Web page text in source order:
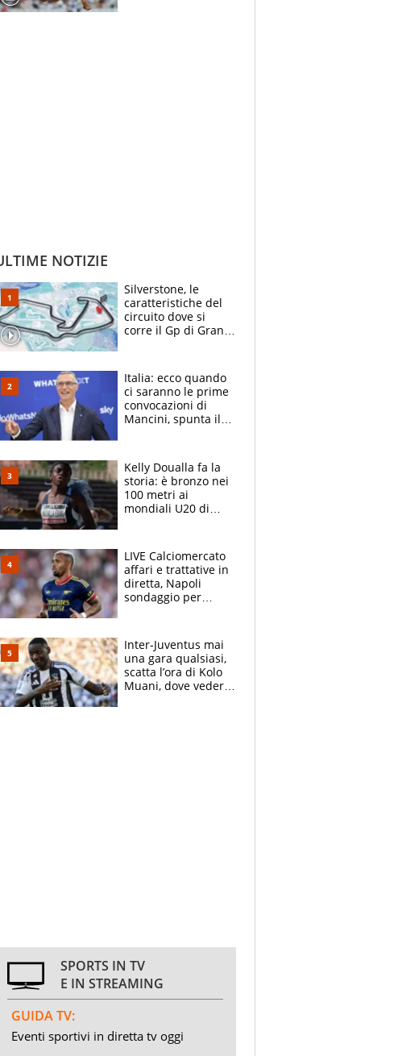
NOTIZIE
Silverstone, le
caratteristiche del
circuito dove si
corre il Gp di Gran
Italia: ecco quando
ci saranno le prime
convocazioni di
Mancini, spunta il
Kelly Doualla fa la
storia: è bronzo nei
100 metri ai
mondiali U20 di
con una gran finale"
LIVE Calciomercato
affari e trattative in
diretta, Napoli
sondaggio per
accende l'Atalanta
Inter-Juventus mai
una gara qualsiasi,
scatta l’ora di Kolo
Muani, dove vederla
SPORTS IN TV
E IN STREAMING
GUIDA TV:
Eventi sportivi in diretta tv oggi